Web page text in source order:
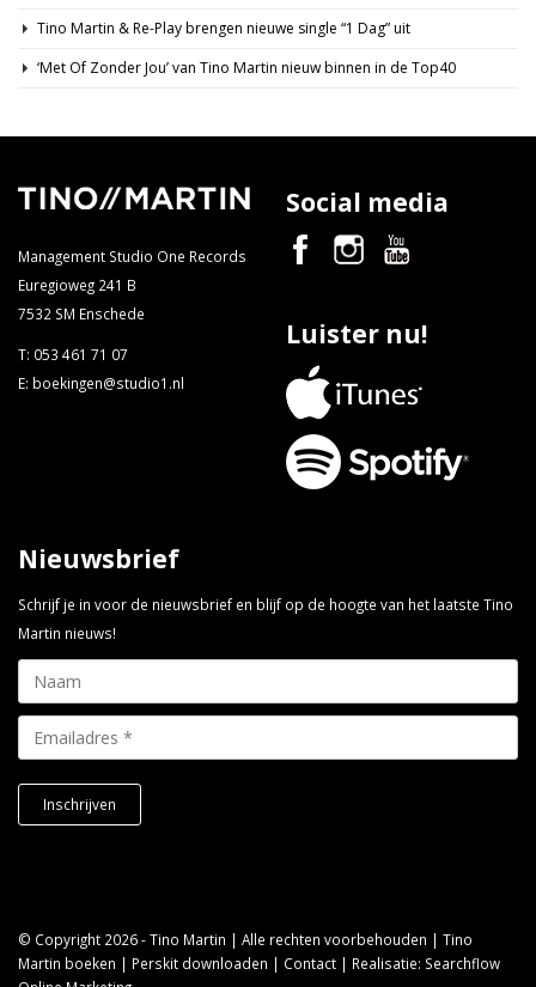
Tino Martin & Re-Play brengen nieuwe single “1 Dag” uit
‘Met Of Zonder Jou’ van Tino Martin nieuw binnen in de Top40
Management Studio One Records
Euregioweg 241 B
7532 SM Enschede
T: 053 461 71 07
E: boekingen@studio1.nl
Social media
Luister nu!
Nieuwsbrief
Schrijf je in voor de nieuwsbrief en blijf op de hoogte van het laatste Tino
Martin nieuws!
© Copyright 2026 - Tino Martin | Alle rechten voorbehouden | Tino
Martin boeken | Perskit downloaden | Contact | Realisatie: Searchflow